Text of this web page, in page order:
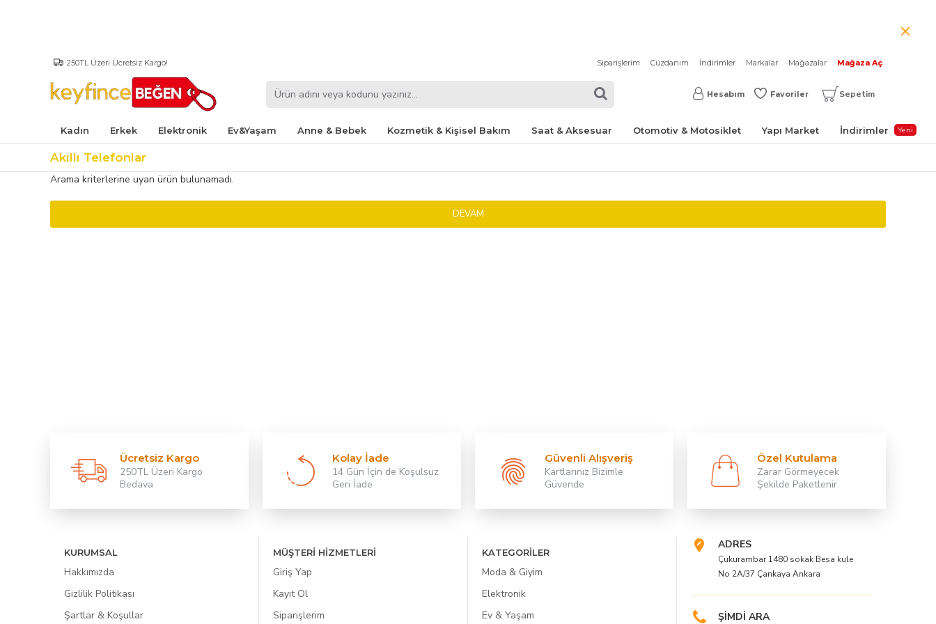
250TL Üzeri Ücretsiz Kargo! Siparişlerim Cüzdanım İndirimler Markalar Mağazalar Mağaza Aç
Hesabım Favoriler Sepetim
Kadın Erkek Elektronik Ev&Yaşam Anne & Bebek Kozmetik & Kişisel Bakım Saat & Aksesuar Otomotiv & Motosiklet Yapı Market İndirimler Yeni
Akıllı Telefonlar
Arama kriterlerine uyan ürün bulunamadı.
DEVAM
Ücretsiz Kargo
250TL Üzeri Kargo
Bedava
Kolay İade
14 Gün İçin de Koşulsuz
Geri İade
Güvenli Alışveriş
Kartlarınız Bizimle
Güvende
Özel Kutulama
Zarar Görmeyecek
Şekilde Paketlenir
KURUMSAL
Hakkımızda
Gizlilik Politikası
Şartlar & Koşullar
MÜŞTERİ HİZMETLERİ
Giriş Yap
Kayıt Ol
Siparişlerim
KATEGORİLER
Moda & Giyim
Elektronik
Ev & Yaşam
ADRES
Çukurambar 1480 sokak Besa kule
No 2A/37 Çankaya Ankara
ŞİMDİ ARA